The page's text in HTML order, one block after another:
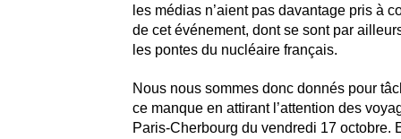
les médias n’aient pas davantage pris à
de cet événement, dont se sont par
les pontes du nucléaire français.
Nous nous sommes donc donnés pour
ce manque en attirant l’attention des
Paris-Cherbourg du vendredi 17 octobre.